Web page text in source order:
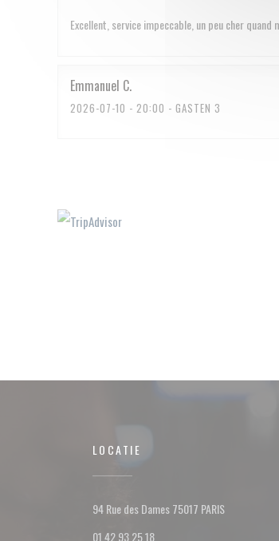
Excellent, service impeccable, un peu cher quand
Emmanuel C
2026-07-10 - 20:00 - GASTEN 3
LOCATIE
94 Rue des Dames 75017 PARIS((opent in
01 42 93 25 18